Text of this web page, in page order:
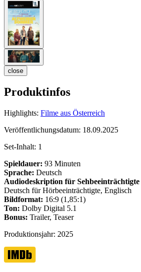
close
Produktinfos
Highlights: Filme aus Österreich
Veröffentlichungsdatum: 18.09.2025
Set-Inhalt: 1
Spieldauer: 93 Minuten
Sprache: Deutsch
Audiodeskription für Sehbeeinträchtigte
Deutsch für Hörbeeinträchtigte, Englisch
Bildformat: 16:9 (1,85:1)
Ton: Dolby Digital 5.1
Bonus: Trailer, Teaser
Produktionsjahr: 2025